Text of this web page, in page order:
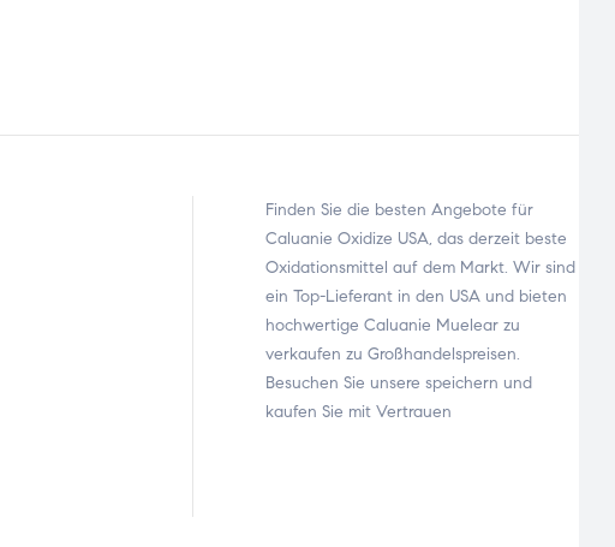
Finden Sie die besten Angebote für
Caluanie Oxidize USA, das derzeit beste
Oxidationsmittel auf dem Markt. Wir sind
ein Top-Lieferant in den USA und bieten
hochwertige Caluanie Muelear zu
verkaufen zu Großhandelspreisen.
Besuchen Sie unsere speichern und
kaufen Sie mit Vertrauen